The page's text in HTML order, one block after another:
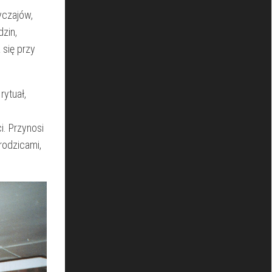
przy
Przynosi‍